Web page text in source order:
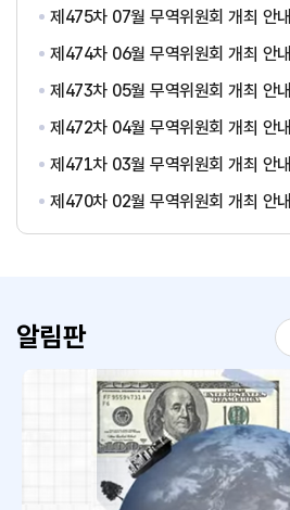
제475차 07월 무역위원회 개최 안내
제474차 06월 무역위원회 개최 안내
제473차 05월 무역위원회 개최 안내
제472차 04월 무역위원회 개최 안내
제471차 03월 무역위원회 개최 안내
제470차 02월 무역위원회 개최 안내
알림판